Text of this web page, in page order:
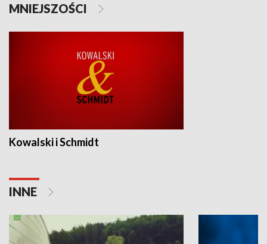
MNIEJSZOŚCI
Kowalski i Schmidt
INNE